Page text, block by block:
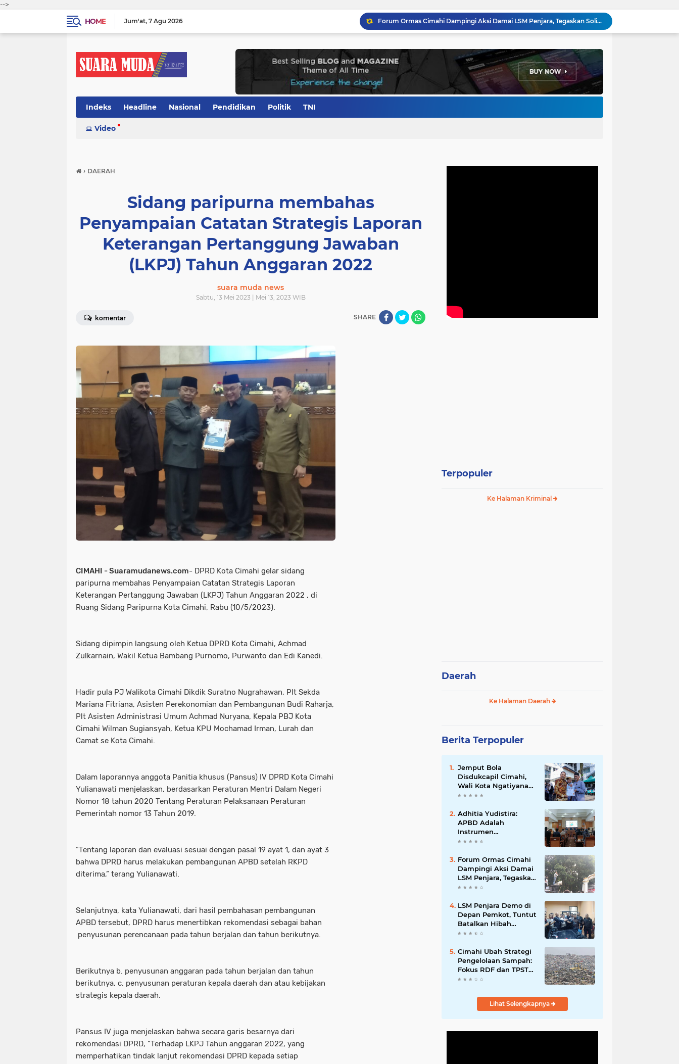
-->
HOME
Jum'at 7 Agu 2026
Perkuat Keamanan Lingkungan, Bhabinkamtibmas Baros Gelar Pembinaan Siskamling di RW 06
Ribuan Buruh Cimahi Demo Tolak Pajak Progresif, DPRD Rekomendasikan 4 Tuntutan ke Presiden dan DPR RI
Jemput Bola Disdukcapil Cimahi, Wali Kota Ngatiyana Serahkan 771 Dokumen Baru untuk Warga Terdampak Ganti Nama Jalan
Adhitia Yudistira: APBD Adalah Instrumen Kesejahteraan, Bukan Sekadar Catatan Angka
LSM Penjara Demo di Depan Pemkot, Tuntut Batalkan Hibah Gedung dan Hentikan Tindakan Sewenang-wenang
Indeks Headline Nasional Pendidikan Politik TNI
Video
› DAERAH
Sidang paripurna membahas
Penyampaian Catatan Strategis Laporan
Keterangan Pertanggung Jawaban
(LKPJ) Tahun Anggaran 2022
suara muda news
Sabtu, 13 Mei 2023 | Mei 13, 2023 WIB
komentar SHARE
CIMAHI - Suaramudanews.com- DPRD Kota Cimahi gelar sidang
paripurna membahas Penyampaian Catatan Strategis Laporan
Keterangan Pertanggung Jawaban (LKPJ) Tahun Anggaran 2022 , di
Ruang Sidang Paripurna Kota Cimahi, Rabu (10/5/2023).
Sidang dipimpin langsung oleh Ketua DPRD Kota Cimahi, Achmad
Zulkarnain, Wakil Ketua Bambang Purnomo, Purwanto dan Edi Kanedi.
Hadir pula PJ Walikota Cimahi Dikdik Suratno Nugrahawan, Plt Sekda
Mariana Fitriana, Asisten Perekonomian dan Pembangunan Budi Raharja,
Plt Asisten Administrasi Umum Achmad Nuryana, Kepala PBJ Kota
Cimahi Wilman Sugiansyah, Ketua KPU Mochamad Irman, Lurah dan
Camat se Kota Cimahi.
Dalam laporannya anggota Panitia khusus (Pansus) IV DPRD Kota Cimahi
Yulianawati menjelaskan, berdasarkan Peraturan Mentri Dalam Negeri
Nomor 18 tahun 2020 Tentang Peraturan Pelaksanaan Peraturan
Pemerintah nomor 13 Tahun 2019.
“Tentang laporan dan evaluasi sesuai dengan pasal 19 ayat 1, dan ayat 3
bahwa DPRD harus melakukan pembangunan APBD setelah RKPD
diterima,” terang Yulianawati.
Selanjutnya, kata Yulianawati, dari hasil pembahasan pembangunan
APBD tersebut, DPRD harus menertibkan rekomendasi sebagai bahan
penyusunan perencanaan pada tahun berjalan dan tahun berikutnya.
Berikutnya b. penyusunan anggaran pada tahun berjalan dan tahun
berikutnya, c. penyusunan peraturan kepala daerah dan atau kebijakan
strategis kepala daerah.
Pansus IV juga menjelaskan bahwa secara garis besarnya dari
rekomendasi DPRD, “Terhadap LKPJ Tahun anggaran 2022, yang
memperhatikan tindak lanjut rekomendasi DPRD kepada setiap
Terpopuler
Ke Halaman Kriminal
Daerah
Ke Halaman Daerah
Berita Terpopuler
Jemput Bola
Disdukcapil Cimahi,
Wali Kota Ngatiyana
Serahkan 771
Warga Terdampak
Ganti Nama Jalan
Adhitia Yudistira:
APBD Adalah
Instrumen
Kesejahteraan, Bukan
Angka
Forum Ormas Cimahi
Dampingi Aksi Damai
LSM Penjara, Tegaskan
Solidaritas dan Jaga
LSM Penjara Demo di
Depan Pemkot, Tuntut
Batalkan Hibah
Gedung dan Hentikan
wenang
Cimahi Ubah Strategi
Pengelolaan Sampah:
Fokus RDF dan TPST
untuk Kurangi
Lihat Selengkapnya